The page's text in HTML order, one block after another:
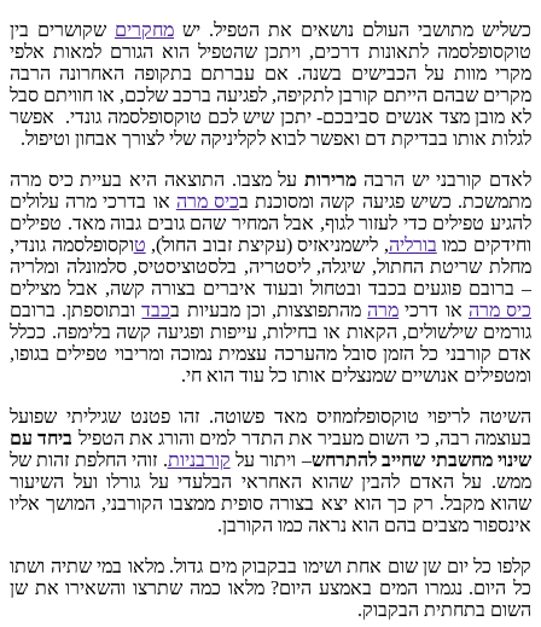
כשליש מתושבי העולם נושאים את הטפיל. יש מחקרים שקושרים בין
טוקסופלסמה לתאונות דרכים, ויתכן שהטפיל הוא הגורם למאות אלפי
מקרי מוות על הכבישים בשנה. אם עברתם בתקופה האחרונה הרבה
מקרים שבהם הייתם קורבן לתקיפה, לפגיעה ברכב שלכם, או חוויתם סבל
לא מובן מצד אנשים סביבכם- יתכן שיש לכם טוקסופלסמה גונדי. אפשר
לגלות אותו בבדיקת דם ואפשר לבוא לקליניקה שלי לצורך אבחון וטיפול.
לאדם קורבני יש הרבה מרירותעל מצבו. התוצאה היא בעיית כיס מרה
מתמשכת. כשיש פגיעה קשה ומסוכנת בכיס מרה או בדרכי מרה עלולים
להגיע טפילים כדי לעזור לגוף, אבל המחיר שהם גובים גבוה מאד. טפילים
וחידקים כמו בורליה, לישמניאזיס (עקיצת זבוב החול), טוקסופלסמה גונדי,
מחלת שריטת החתול, שיגלה, ליסטריה, בלסטוציסטיס, סלמונלה ומלריה
– ברובם פוגעים בכבד ובטחול ובעוד איברים בצורה קשה, אבל מצילים
כיס מרה או דרכי מרהמהתפוצצות, וכן מבעיות בכבדובתוספתן. ברובם
גורמים שילשולים, הקאות או בחילות, עייפות ופגיעה קשה בלימפה. ככלל
אדם קורבני כל הזמן סובל מהערכה עצמית נמוכה ומריבוי טפילים בגופו,
ומטפילים אנושיים שמנצלים אותו כל עוד הוא חי.
השיטה לריפוי טוקסופלזמוזיס מאד פשוטה. זהו פטנט שגיליתי שפועל
בעוצמה רבה, כי השום מעביר את התדר למים והורג את הטפיל ביחד עם
שינוי מחשבתי שחייב להתרחש– ויתור על קורבניות. זוהי החלפת זהות של
ממש. על האדם להבין שהוא האחראי הבלעדי על גורלו ועל השיעור
שהוא מקבל. רק כך הוא יצא בצורה סופית ממצבו הקורבני, המושך אליו
אינספור מצבים בהם הוא נראה כמו הקורבן.
קלפו כל יום שן שום אחת ושימו בבקבוק מים גדול. מלאו במי שתיה ושתו
כל היום. נגמרו המים באמצע היום? מלאו כמה שתרצו והשאירו את שן
השום בתחתית הבקבוק.